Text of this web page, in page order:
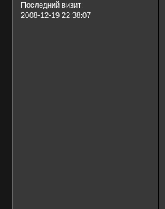
Последний визит:
2008-12-19 22:38:07